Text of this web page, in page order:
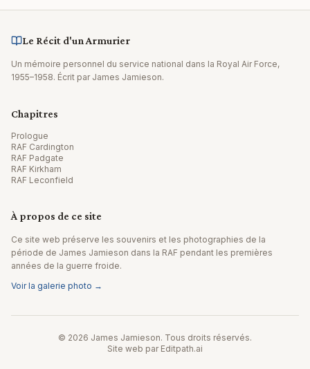
Le Récit d'un Armurier
Un mémoire personnel du service national dans la Royal Air Force,
1955–1958. Écrit par James Jamieson.
Chapitres
Prologue
RAF Cardington
RAF Padgate
RAF Kirkham
RAF Leconfield
À propos de ce site
Ce site web préserve les souvenirs et les photographies de la
période de James Jamieson dans la RAF pendant les premières
années de la guerre froide.
Voir la galerie photo →
© 2026 James Jamieson. Tous droits réservés.
Site web par Editpath.ai